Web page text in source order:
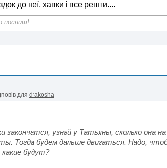
до неї, хавки і все решти....
поспиш!
для drakosha
закончатся, узнай у Татьяны, сколько
Тогда будем дальше двигаться. Надо,
будут?